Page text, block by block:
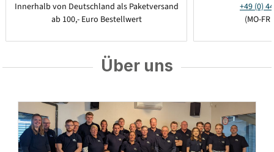
Innerhalb von Deutschland als Paketversand
ab 100,- Euro Bestellwert
+49 (0)
(MO-
Über uns